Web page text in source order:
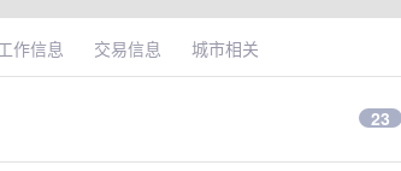
作信息 交易信息 城市相关
23